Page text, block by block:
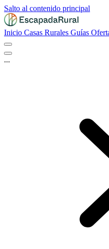
Salto al contenido principal
Inicio Casas Rurales Guías
...